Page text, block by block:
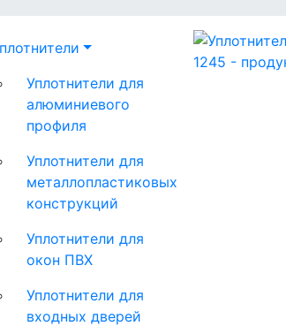
Уплотнители для
алюминиевого
профиля
Уплотнители для
металлопластиковых
конструкций
Уплотнители для
окон ПВХ
Уплотнители для
входных дверей